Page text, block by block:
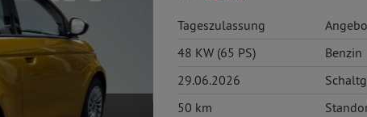
Tageszulassung
48 KW (65 PS)
Benzin
29.06.2026
50 km